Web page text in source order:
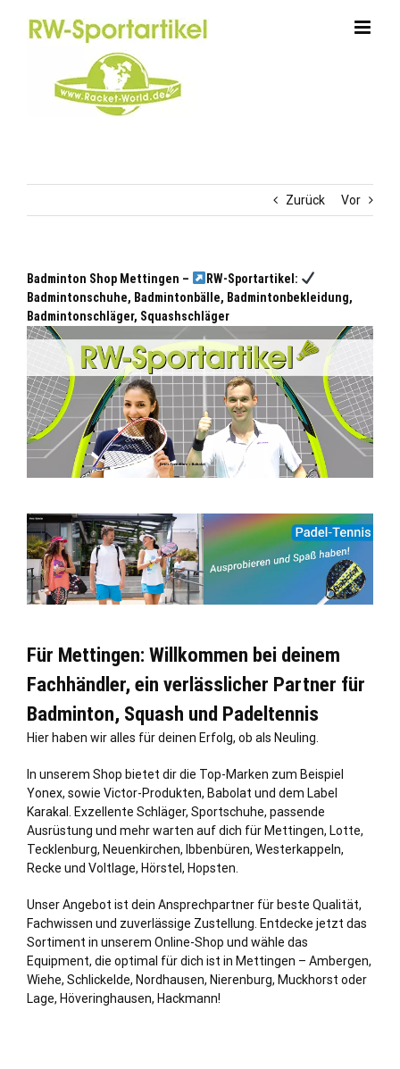
Zurück Vor
Badminton Shop Mettingen –
RW-Sportartikel:
Badmintonschuhe, Badmintonbälle, Badmintonbekleidung,
Badmintonschläger, Squashschläger
Für Mettingen: Willkommen bei deinem
Fachhändler, ein verlässlicher Partner für
Badminton, Squash und Padeltennis
Hier haben wir alles für deinen Erfolg, ob als Neuling.
In unserem Shop bietet dir die Top-Marken zum Beispiel
Yonex, sowie Victor-Produkten, Babolat und dem Label
Karakal. Exzellente Schläger, Sportschuhe, passende
Ausrüstung und mehr warten auf dich für Mettingen, Lotte,
Tecklenburg, Neuenkirchen, Ibbenbüren, Westerkappeln,
Recke und Voltlage, Hörstel, Hopsten.
Unser Angebot ist dein Ansprechpartner für beste Qualität,
Fachwissen und zuverlässige Zustellung. Entdecke jetzt das
Sortiment in unserem Online-Shop und wähle das
Equipment, die optimal für dich ist in Mettingen – Ambergen,
Wiehe, Schlickelde, Nordhausen, Nierenburg, Muckhorst oder
Lage, Höveringhausen, Hackmann!